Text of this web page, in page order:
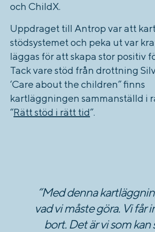
och ChildX.
Uppdraget till Antrop var att
stödsystemet och peka ut var
läggas för att skapa stor positiv
Tack vare stöd från drottning
‘Care about the children” finns
kartläggningen sammanställd i
“Rätt stöd i rätt tid”.
“Med denna
vad vi måste göra. Vi får
bort. Det är vi som kan